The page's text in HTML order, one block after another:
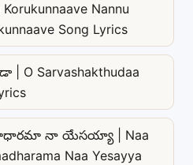
Korukunnaave Nannu
Song Lyrics
| O Sarvashakthudaa
నా యేసయ్యా | Naa
Naa Yesayya